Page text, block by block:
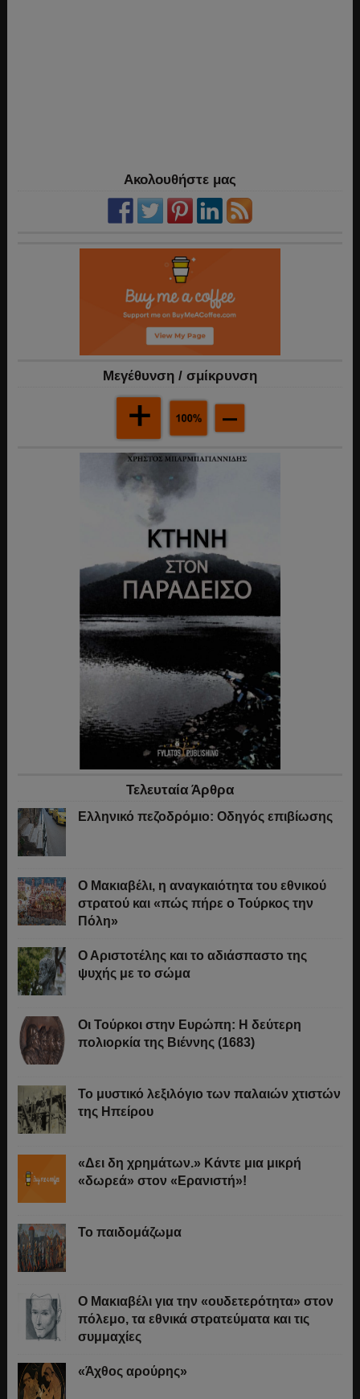
Ακολουθήστε μας
Mεγέθυνση / σμίκρυνση
Τελευταία Άρθρα
Ελληνικό πεζοδρόμιο: Οδηγός επιβίωσης
Ο Μακιαβέλι, η αναγκαιότητα του εθνικού
στρατού και «πώς πήρε ο Τούρκος την
Πόλη»
Ο Αριστοτέλης και το αδιάσπαστο της
ψυχής με το σώμα
Οι Τούρκοι στην Ευρώπη: Η δεύτερη
πολιορκία της Βιέννης (1683)
Το μυστικό λεξιλόγιο των παλαιών χτιστών
της Ηπείρου
«Δει δη χρημάτων.» Κάντε μια μικρή
«δωρεά» στον «Ερανιστή»!
Το παιδομάζωμα
O Μακιαβέλι για την «ουδετερότητα» στον
πόλεμο, τα εθνικά στρατεύματα και τις
συμμαχίες
«Άχθος αρούρης»